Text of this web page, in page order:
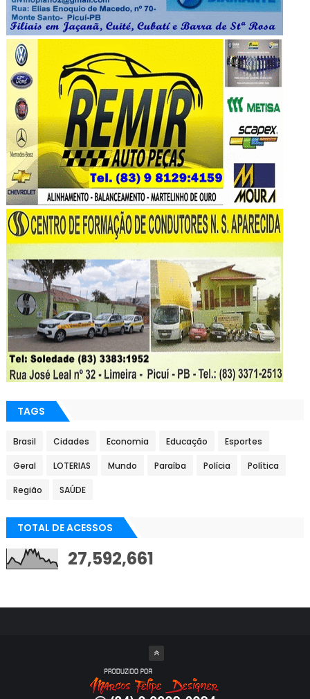
TAGS
Brasil Cidades Economia Educação Esportes
Geral LOTERIAS Mundo Paraíba Polícia Política
Região SAÚDE
TOTAL DE ACESSOS
27,592,661